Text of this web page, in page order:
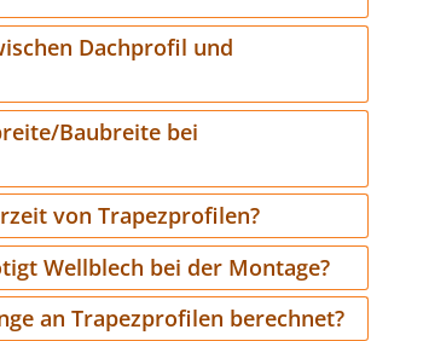
Dachprofil und
Baubreite bei
von Trapezprofilen?
Wellblech bei der Montage?
an Trapezprofilen berechnet?